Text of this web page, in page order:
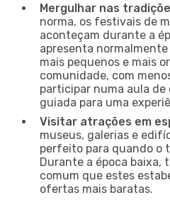
Mergulhar nas
norma, os festivais de
aconteçam durante a
apresenta
mais pequenos e mais
comunidade, com
participar numa aula
guiada para uma
Visitar atrações em
museus, galerias e
perfeito para quando o
Durante a época baixa,
comum que estes
ofertas mais baratas.